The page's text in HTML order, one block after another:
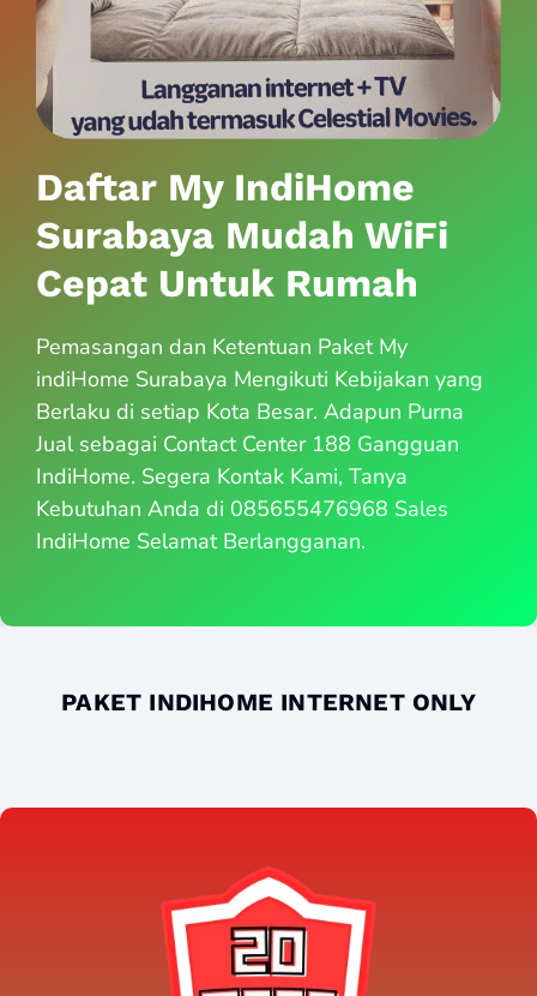
Daftar My IndiHome
Surabaya Mudah WiFi
Cepat Untuk Rumah
Pemasangan dan Ketentuan Paket My
indiHome Surabaya Mengikuti Kebijakan yang
Berlaku di setiap Kota Besar. Adapun Purna
Jual sebagai Contact Center 188 Gangguan
IndiHome. Segera Kontak Kami, Tanya
Kebutuhan Anda di 085655476968 Sales
IndiHome Selamat Berlangganan.
PAKET INDIHOME INTERNET ONLY